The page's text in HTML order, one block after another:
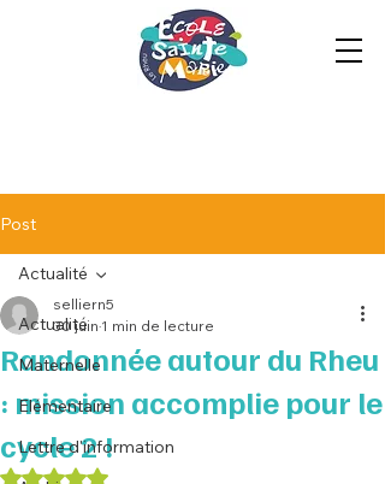
Post
Actualité
Maternelle
Elémentaire
Lettre d'information
Actualité
Randonnée autour du Rheu
: mission accomplie pour le
cycle 2 !
selliern5
30 juin 1 min de lecture
Noté NaN étoiles sur 5.